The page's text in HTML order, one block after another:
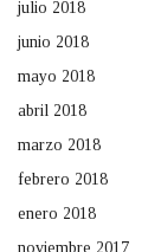
julio 2018
junio 2018
mayo 2018
abril 2018
marzo 2018
febrero 2018
enero 2018
noviembre 2017